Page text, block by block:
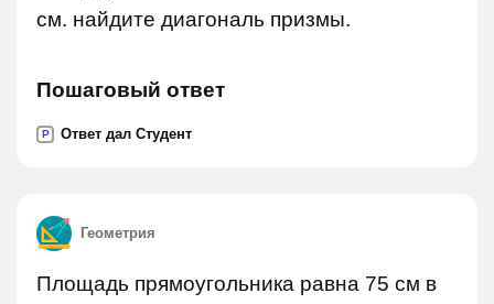
см. найдите диагональ призмы.
Пошаговый ответ
P Ответ дал Студент
Геометрия
Площадь прямоугольника равна 75 см в